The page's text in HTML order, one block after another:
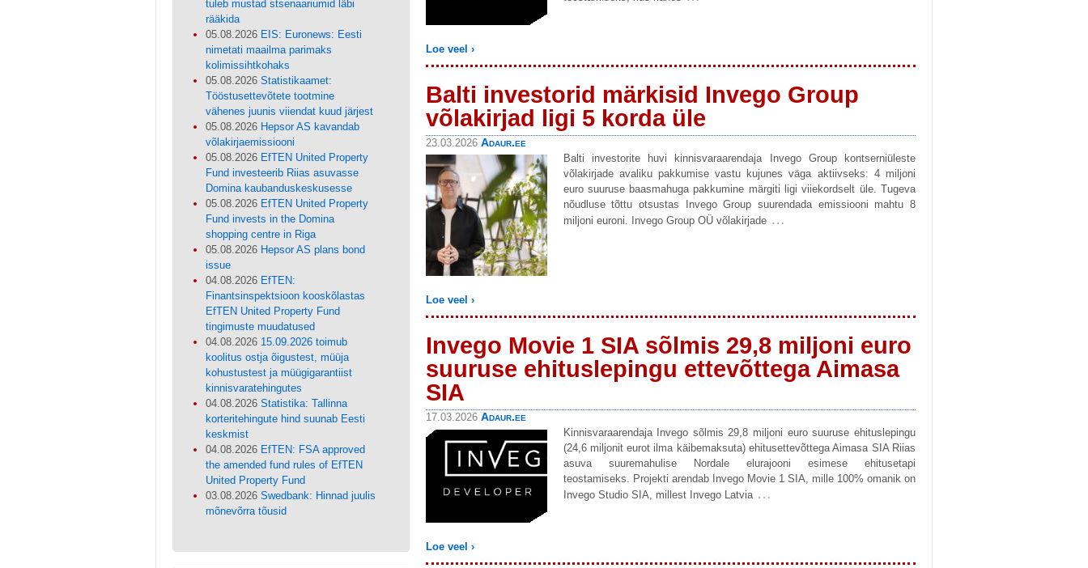
Loe veel ›
Balti investorid märkisid Invego Group
võlakirjad ligi 5 korda üle
23.03.2026 Adaur.ee
Balti investorite huvi kinnisvaraarendaja Invego Group kontserniüleste
võlakirjade avaliku pakkumise vastu kujunes väga aktiivseks: 4 miljoni
euro suuruse baasmahuga pakkumine märgiti ligi viiekordselt üle. Tugeva
nõudluse tõttu otsustas Invego Group suurendada emissiooni mahtu 8
miljoni euroni. Invego Group OÜ võlakirjade …
Loe veel ›
Invego Movie 1 SIA sõlmis 29,8 miljoni euro
suuruse ehituslepingu ettevõttega Aimasa
SIA
17.03.2026 Adaur.ee
Kinnisvaraarendaja Invego sõlmis 29,8 miljoni euro suuruse ehituslepingu
(24,6 miljonit eurot ilma käibemaksuta) ehitusettevõttega Aimasa SIA Riias
asuva suuremahulise Nordale elurajooni esimese ehitusetapi
teostamiseks. Projekti arendab Invego Movie 1 SIA, mille 100% omanik on
Invego Studio SIA, millest Invego Latvia …
Loe veel ›
tuleb mustad stsenaariumid läbi
rääkida
05.08.2026 EIS: Euronews: Eesti
nimetati maailma parimaks
kolimissihtkohaks
05.08.2026Statistikaamet:
Tööstusettevõtete tootmine
vähenes juunis viiendat kuud järjest
05.08.2026 Hepsor AS kavandab
võlakirjaemissiooni
05.08.2026 EfTEN United Property
Fund investeerib Riias asuvasse
Domina kaubanduskeskusesse
05.08.2026 EfTEN United Property
Fund invests in the Domina
shopping centre in Riga
05.08.2026 Hepsor AS plans bond
issue
04.08.2026 EfTEN:
Finantsinspektsioon kooskõlastas
EfTEN United Property Fund
tingimuste muudatused
04.08.2026 15.09.2026 toimub
koolitus ostja õigustest, müüja
kohustustest ja müügigarantiist
kinnisvaratehingutes
04.08.2026Statistika: Tallinna
korteritehingute hind suunab Eesti
keskmist
04.08.2026 EfTEN: FSA approved
the amended fund rules of EfTEN
United Property Fund
03.08.2026Swedbank: Hinnad juulis
mõnevõrra tõusid